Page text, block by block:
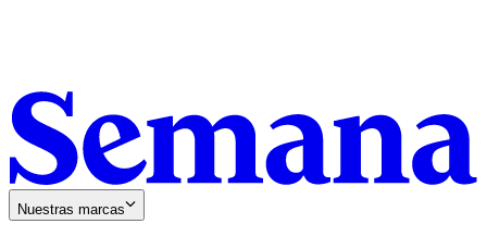
Nuestras marcas